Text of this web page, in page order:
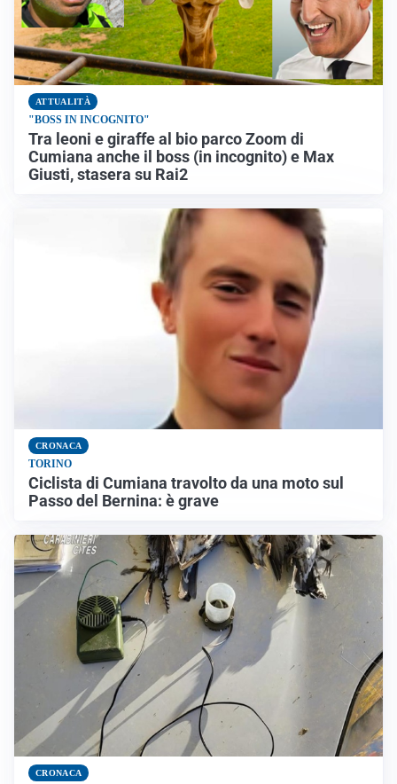
ATTUALITÀ
"BOSS IN INCOGNITO"
Tra leoni e giraffe al bio parco Zoom di
Cumiana anche il boss (in incognito) e Max
Giusti, stasera su Rai2
CRONACA
TORINO
Ciclista di Cumiana travolto da una moto sul
Passo del Bernina: è grave
CRONACA